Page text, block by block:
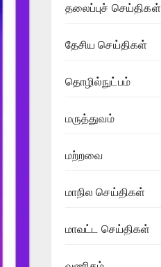
தலைப்புச் செய்திகள்
தேசிய செய்திகள்
தொழில்நுட்பம்
மருத்துவம்
மற்றவை
மாநில செய்திகள்
மாவட்ட செய்திகள்